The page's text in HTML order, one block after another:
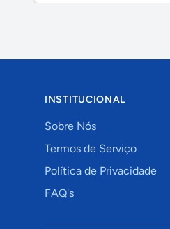
INSTITUCIONAL
Sobre Nós
Termos de Serviço
Política de Privacidade
FAQ's